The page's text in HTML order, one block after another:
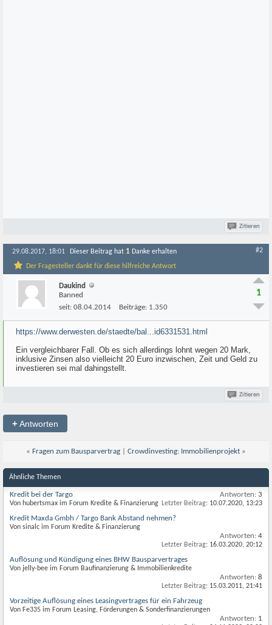
Zitieren
29.08.2017, 18:01 Dieser Beitrag hat 1 Danke erhalten
Der Fragesteller dankt für diese hilfreiche Antwort
#2
Daukind
Banned
seit: 08.04.2014 Beiträge: 1.350
1
https://www.derwesten.de/staedte/bal...id6331531.html
Ein vergleichbarer Fall. Ob es sich allerdings lohnt wegen 20 Mark,
inklusive Zinsen also vielleicht 20 Euro inzwischen, Zeit und Geld zu
investieren sei mal dahingstellt.
Zitieren
+Antworten
« Fragen zum Bausparvertrag Crowdinvesting: Immobilienprojekt »
Ähnliche Themen
Kredit bei der Targo
Von hubertsmax im Forum Kredite & Finanzierung
Antworten: 3
Letzter Beitrag: 10.07.2020, 13:23
Kredit Maxda Gmbh / Targo Bank Abstand nehmen?
Von sinalc im Forum Kredite & Finanzierung
Antworten: 4
Letzter Beitrag: 16.03.2020, 20:12
Auflösung und Kündigung eines BHW Bausparvertrages
Von jelly-bee im Forum Baufinanzierung & Immobilienkredite
Antworten: 8
Letzter Beitrag: 15.03.2011, 21:41
Vorzeitige Auflösung eines Leasingvertrages für ein Fahrzeug
Von Fe335 im Forum Leasing, Förderungen & Sonderfinanzierungen
Antworten: 1